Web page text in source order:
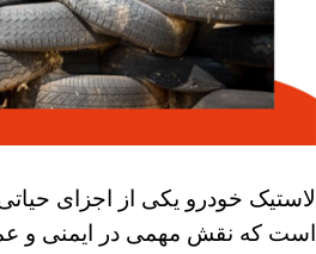
لاستیک خودرو یکی از اجزای
است که نقش مهمی در ایمنی و